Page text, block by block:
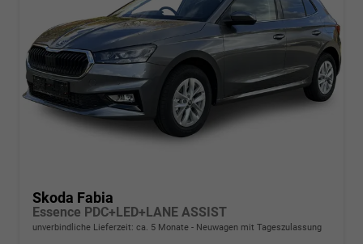
Skoda Fabia
Essence PDC+LED+LANE ASSIST
unverbindliche Lieferzeit: ca. 5 Monate Neuwagen mit Tageszulassung